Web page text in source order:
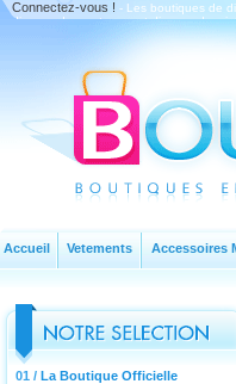
Connectez-vous ! - Les boutiques de
disques durs externes et disques durs
Accueil Vetements Accessoires
01 / La Boutique Officielle